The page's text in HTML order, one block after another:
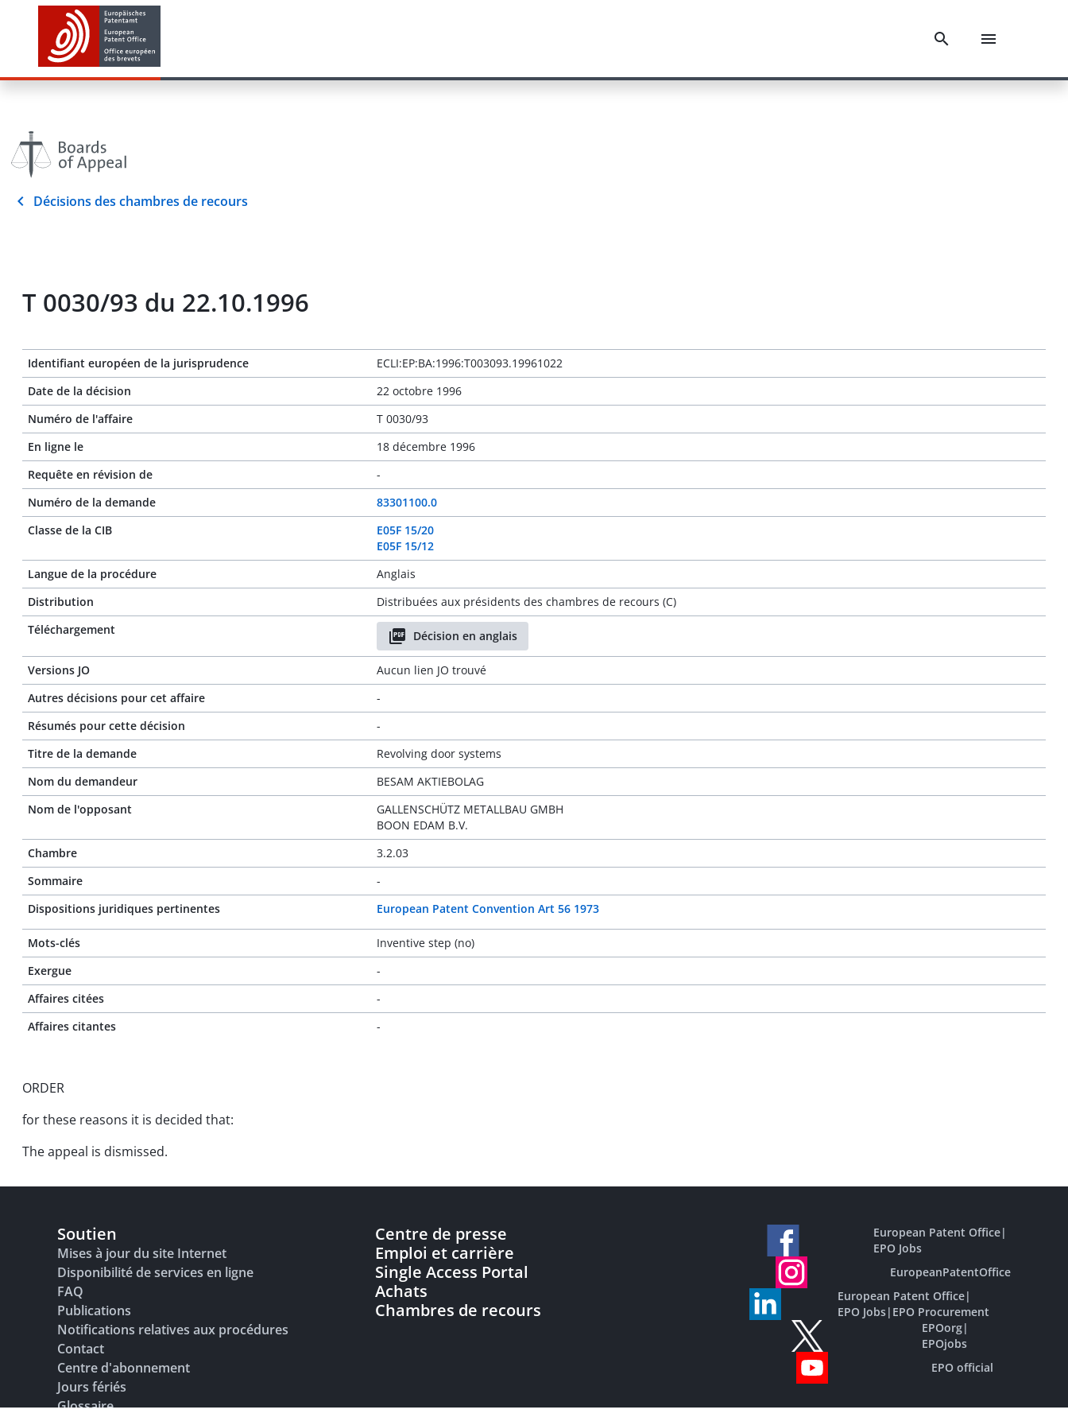
Décisions des chambres de recours
T 0030/93 du 22.10.1996
Identifiant européen de la jurisprudence
ECLI:EP:BA:1996:T003093.19961022
Date de la décision
22 octobre 1996
Numéro de l'affaire
T 0030/93
En ligne le
18 décembre 1996
Requête en révision de
-
Numéro de la demande
83301100.0
Classe de la CIB
E05F 15/20
E05F 15/12
Langue de la procédure
Anglais
Distribution
Distribuées aux présidents des chambres de recours (C)
Téléchargement
Décision en anglais
Versions JO
Aucun lien JO trouvé
Autres décisions pour cet affaire
-
Résumés pour cette décision
-
Titre de la demande
Revolving door systems
Nom du demandeur
BESAM AKTIEBOLAG
Nom de l'opposant
GALLENSCHÜTZ METALLBAU GMBH
BOON EDAM B.V.
Chambre
3.2.03
Sommaire
-
Dispositions juridiques pertinentes
European Patent Convention Art 56 1973
Mots-clés
Inventive step (no)
Exergue
-
Affaires citées
-
Affaires citantes
-
ORDER
for these reasons it is decided that:
The appeal is dismissed.
Soutien
Mises à jour du site Internet
Disponibilité de services en ligne
FAQ
Publications
Notifications relatives aux procédures
Contact
Centre d'abonnement
Jours fériés
Glossaire
Centre de presse
Emploi et carrière
Single Access Portal
Achats
Chambres de recours
European Patent Office|
EPO Jobs
EuropeanPatentOffice
European Patent Office|
EPO Jobs| EPO Procurement
EPOorg|
EPOjobs
EPO official